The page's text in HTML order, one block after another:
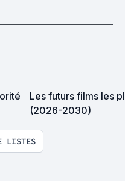
Les futurs films les
(2026-2030)
LISTES